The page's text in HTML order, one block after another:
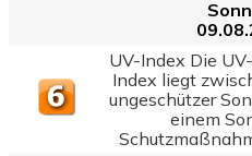
UV-Index Die
Index liegt
ungeschützer
einem